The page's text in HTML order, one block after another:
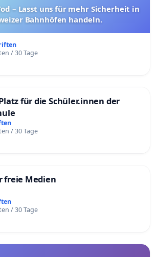
– Lasst uns für mehr Sicherheit in
Bahnhöfen handeln.
/ 30 Tage
für die Schüler.innen der
/ 30 Tage
freie Medien
/ 30 Tage